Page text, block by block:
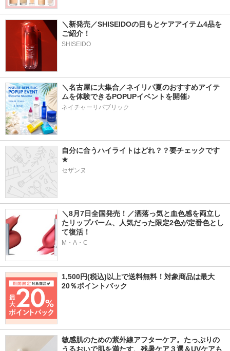
＼新発売／SHISEIDOの目もとケアアイテム4品を
ご紹介！
SHISEIDO
＼名古屋に大集合／ネイリパ夏のおすすめアイテ
ムを体験できるPOPUPイベントを開催♪
ネイチャーリパブリック
自分に合うハイライトはどれ？？要チェックです
★
セザンヌ
＼8月7日全国発売！／洒落っ気と血色感を両立し
たリップバーム、人気だった限定2色が定番色とし
て復活！
M・A・C
1,500円(税込)以上で送料無料！対象商品は最大
20％ポイントバック
敏感肌のための紫外線アフターケア。たっぷりの
うるおいで肌を満たす、残暑ケア３選＆UVケアも